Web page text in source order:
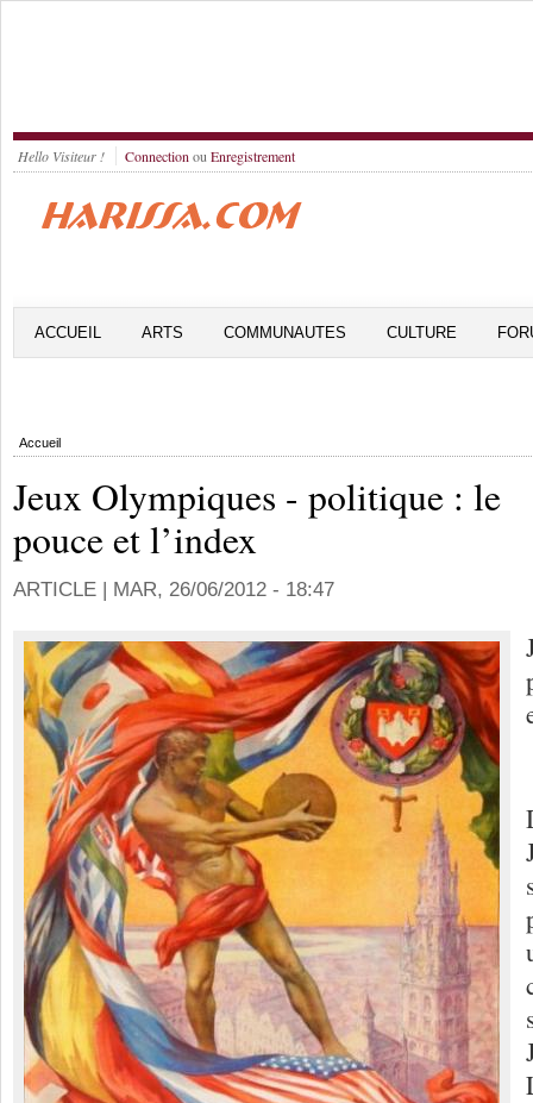
Hello Visiteur ! Connection ou Enregistrement
ACCUEIL ARTS COMMUNAUTES CULTURE
Accueil
Jeux Olympiques - politique : le
pouce et l’index
ARTICLE | MAR, 26/06/2012 - 18:47